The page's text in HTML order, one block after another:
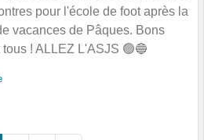
pour l'école de foot après la
vacances de Pâques. Bons
tous ! ALLEZ L'ASJS 🟢🔵